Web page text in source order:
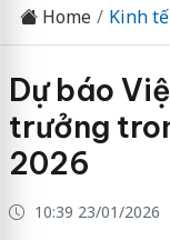
Home Kinh tế
Dự báo
trưởng
2026
10:39 23/01/2026